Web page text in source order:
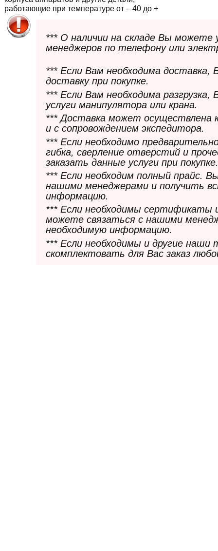
работающие при температуре от – 40 до +
*** О наличии на складе Вы можете
менеджеров по телефону или
*** Если Вам необходима
доставку при покупке.
*** Если Вам необходима
услуги манипулятора или крана.
*** Доставка может осуществлена
и с сопровождением экспедитора.
*** Если необходимо
гибка, сверление отверстий и
заказать данные услуги при покупке.
*** Если необходим полный прайс.
нашими менеджерами и получить
информацию.
*** Если необходимы сертификаты
можете связаться с нашими
необходимую информацию.
*** Если необходимы и другие
скомплектовать для Вас заказ